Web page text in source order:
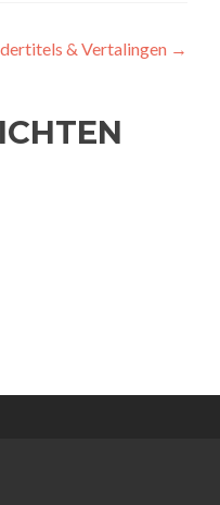
& Vertalingen →